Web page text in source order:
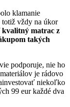
klamanie
totiž vždy na úkor
matrac z
takých
podporuje, nie ho
je rádovo
niekoľko
99 eur každé dva